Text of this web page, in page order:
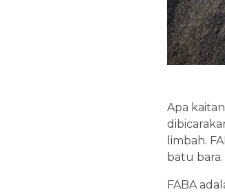
Apa
limbah.
batu bara.
FABA